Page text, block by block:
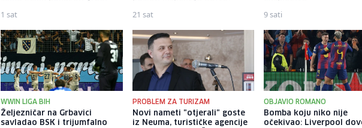
1 sat 21 sat 9 sati
WWIN LIGA BIH
Željezničar na Grbavici
savladao BSK i trijumfalno
PROBLEM ZA TURIZAM
Novi nameti "otjerali" goste
iz Neuma, turističke agencije
OBJAVIO ROMANO
Bomba koju niko nije
očekivao: Liverpool